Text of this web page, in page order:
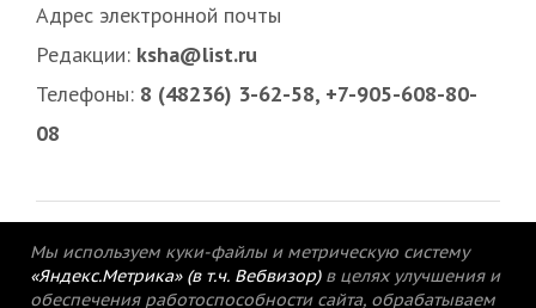
Адрес электронной почты
Редакции: ksha@list.ru
Телефоны: 8 (48236) 3-62-58, +7-905-608-80-
08
Мы используем куки-файлы и метрическую систему
«Яндекс.Метрика» (в т.ч. Вебвизор) в целях улучшения и
обеспечения работоспособности сайта, обрабатываем